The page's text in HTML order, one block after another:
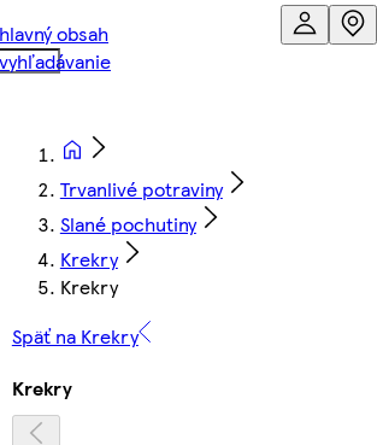
obsah
Trvanlivé potraviny
Slané pochutiny
Krekry
Krekry
Späť na Krekry
Krekry